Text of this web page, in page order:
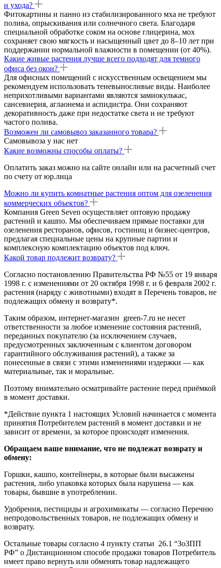
и ухода?
Фитокартины и панно из стабилизированного мха не требуют
полива, опрыскивания или солнечного света. Благодаря
специальной обработке соком на основе глицерина, мох
сохраняет свою мягкость и насыщенный цвет до 8–10 лет при
поддержании нормальной влажности в помещении (от 40%).
Какие живые растения лучше всего подходят для темного
офиса без окон?
Для офисных помещений с искусственным освещением мы
рекомендуем использовать теневыносливые виды. Наиболее
неприхотливыми вариантами являются замиокулькас,
сансевиерия, аглаонема и аспидистра. Они сохраняют
декоративность даже при недостатке света и не требуют
частого полива.
Возможен ли самовывоз заказанного товара?
Самовывоза у нас нет
Какие возможны способы оплаты?
Оплатить заказ можно на сайте онлайн или на расчетный счет
по счету от юр.лица
Можно ли купить комнатные растения оптом для озеленения
коммерческих объектов?
Компания Green Seven осуществляет оптовую продажу
растений и кашпо. Мы обеспечиваем прямые поставки для
озеленения ресторанов, офисов, гостиниц и бизнес-центров,
предлагая специальные цены на крупные партии и
комплексную комплектацию объектов под ключ.
Какой товар подлежит возврату?
Согласно постановлению Правительства РФ №55 от 19 января
1998 г. с изменениями от 20 октября 1998 г. и 6 февраля 2002 г.
растения (наряду с животными) входят в Перечень товаров, не
подлежащих обмену и возврату*.
Таким образом, интернет-магазин green-7.ru не несет
ответственности за любое изменение состояния растений,
переданных покупателю (за исключением случаев,
предусмотренных заключенным с клиентом договором
гарантийного обслуживания растений), а также за
понесенные в связи с этими изменениями издержки — как
материальные, так и моральные.
Поэтому внимательно осматривайте растение перед приёмкой
в момент доставки.
*Действие пункта 1 настоящих Условий начинается с момента
принятия Потребителем растений в момент доставки и не
зависит от времени, за которое происходят изменения.
Обращаем ваше внимание, что не подлежат возврату и
обмену:
Горшки, кашпо, контейнеры, в которые были высажены
растения, либо упаковка которых была нарушена — как
товары, бывшие в употреблении.
Удобрения, пестициды и агрохимикаты — согласно Перечню
непродовольственных товаров, не подлежащих обмену и
возврату.
Остальные товары согласно 4 пункту статьи 26.1 “ЗоЗПП
РФ” о Дистанционном способе продажи товаров Потребитель
имеет право вернуть или обменять товар надлежащего